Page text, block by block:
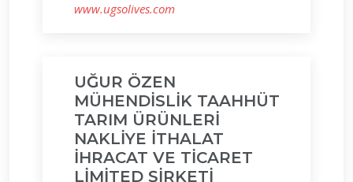
www.ugsolives.com
UĞUR ÖZEN
MÜHENDİSLİK TAAHHÜT
TARIM ÜRÜNLERİ
NAKLİYE İTHALAT
İHRACAT VE TİCARET
LİMİTED ŞİRKETİ